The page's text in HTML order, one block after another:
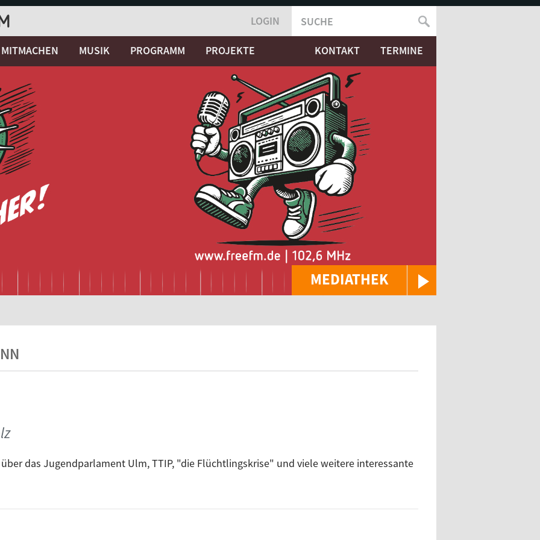
MEDIATHEK
LOGIN
SUCHFORMULAR
SUCHE
MITMACHEN MUSIK PROGRAMM PROJEKTE KONTAKT TERMINE
das Jugendparlament Ulm, TTIP, "die Flüchtlingskrise" und viele weitere interessante